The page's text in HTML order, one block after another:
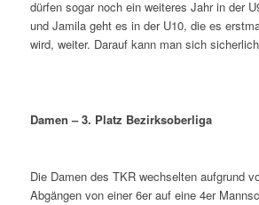
dürfen sogar noch ein weiteres Jahr in der
und Jamila geht es in der U10, die es
wird, weiter. Darauf kann man sich
Damen – 3. Platz Bezirksoberliga
Die Damen des TKR wechselten aufgrund
Abgängen von einer 6er auf eine 4er